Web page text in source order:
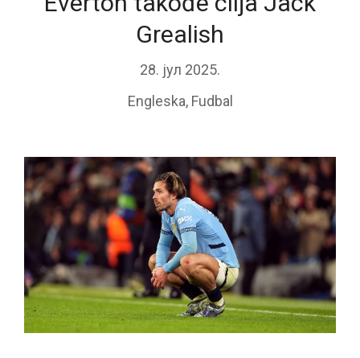
Grealish
28. јул 2025.
Engleska, Fudbal